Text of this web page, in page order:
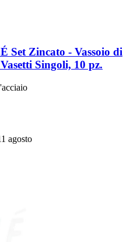
Set Zincato -​ Vassoio di
Singoli, 10 pz.
agosto